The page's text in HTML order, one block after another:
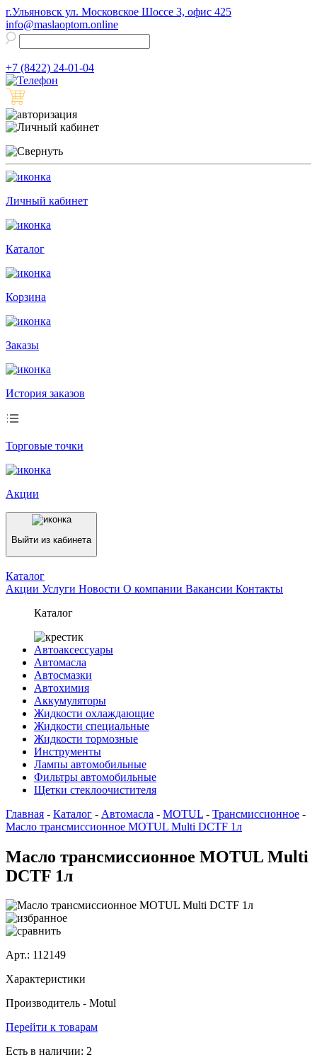
г.Ульяновск ул. Московское Шоссе 3, офис 425
info@maslaoptom.online
+7 (8422) 24-01-04
Личный кабинет
Каталог
Корзина
Заказы
История заказов
Торговые точки
Акции
Выйти из кабинета
Каталог
Акции Услуги Новости О компании Вакансии Контакты
Каталог
Автоаксессуары
Автомасла
Автосмазки
Автохимия
Аккумуляторы
Жидкости охлаждающие
Жидкости специальные
Жидкости тормозные
Инструменты
Лампы автомобильные
Фильтры автомобильные
Щетки стеклоочистителя
Главная - Каталог - Автомасла - MOTUL - Трансмиссионное -
Масло трансмиссионное MOTUL Multi DCTF 1л
Масло трансмиссионное MOTUL Multi
DCTF 1л
Арт.: 112149
Характеристики
Производитель - Motul
Перейти к товарам
Есть в наличии: 2